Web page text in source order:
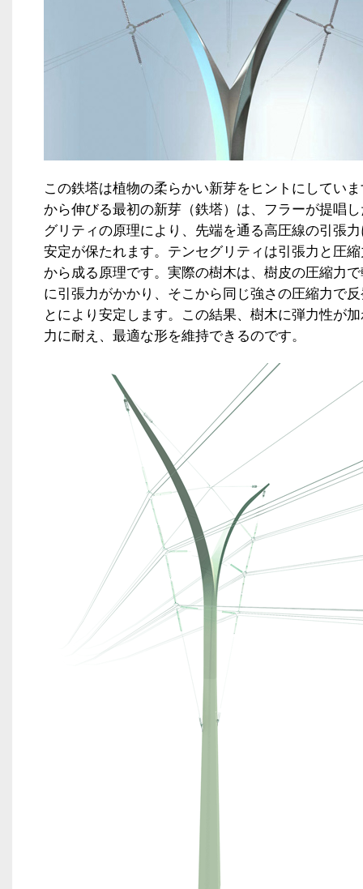
この鉄塔は植物の柔らかい新芽をヒントにしてい
から伸びる最初の新芽（鉄塔）は、フラーが提唱
グリティの原理により、先端を通る高圧線の引張
安定が保たれます。テンセグリティは引張力と圧
から成る原理です。実際の樹木は、樹皮の圧縮力
に引張力がかかり、そこから同じ強さの圧縮力で
とにより安定します。この結果、樹木に弾力性が
力に耐え、最適な形を維持できるのです。